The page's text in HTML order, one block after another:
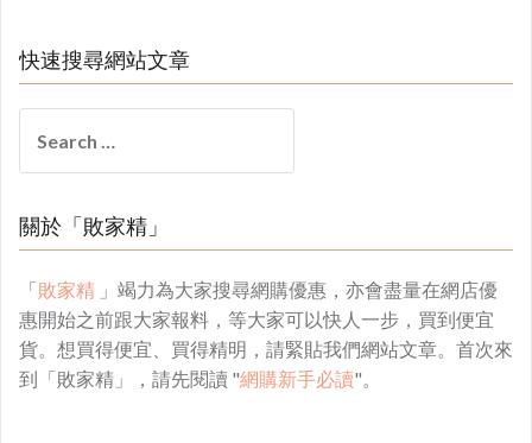
快速搜尋網站文章
for:
關於「敗家精」
「敗家精 」竭力為大家搜尋網購優惠，亦會盡量在網店優
惠開始之前跟大家報料，等大家可以快人一步，買到便宜
貨。想買得便宜、買得精明，請緊貼我們網站文章。首次來
到「敗家精」，請先閱讀 "網購新手必讀"。